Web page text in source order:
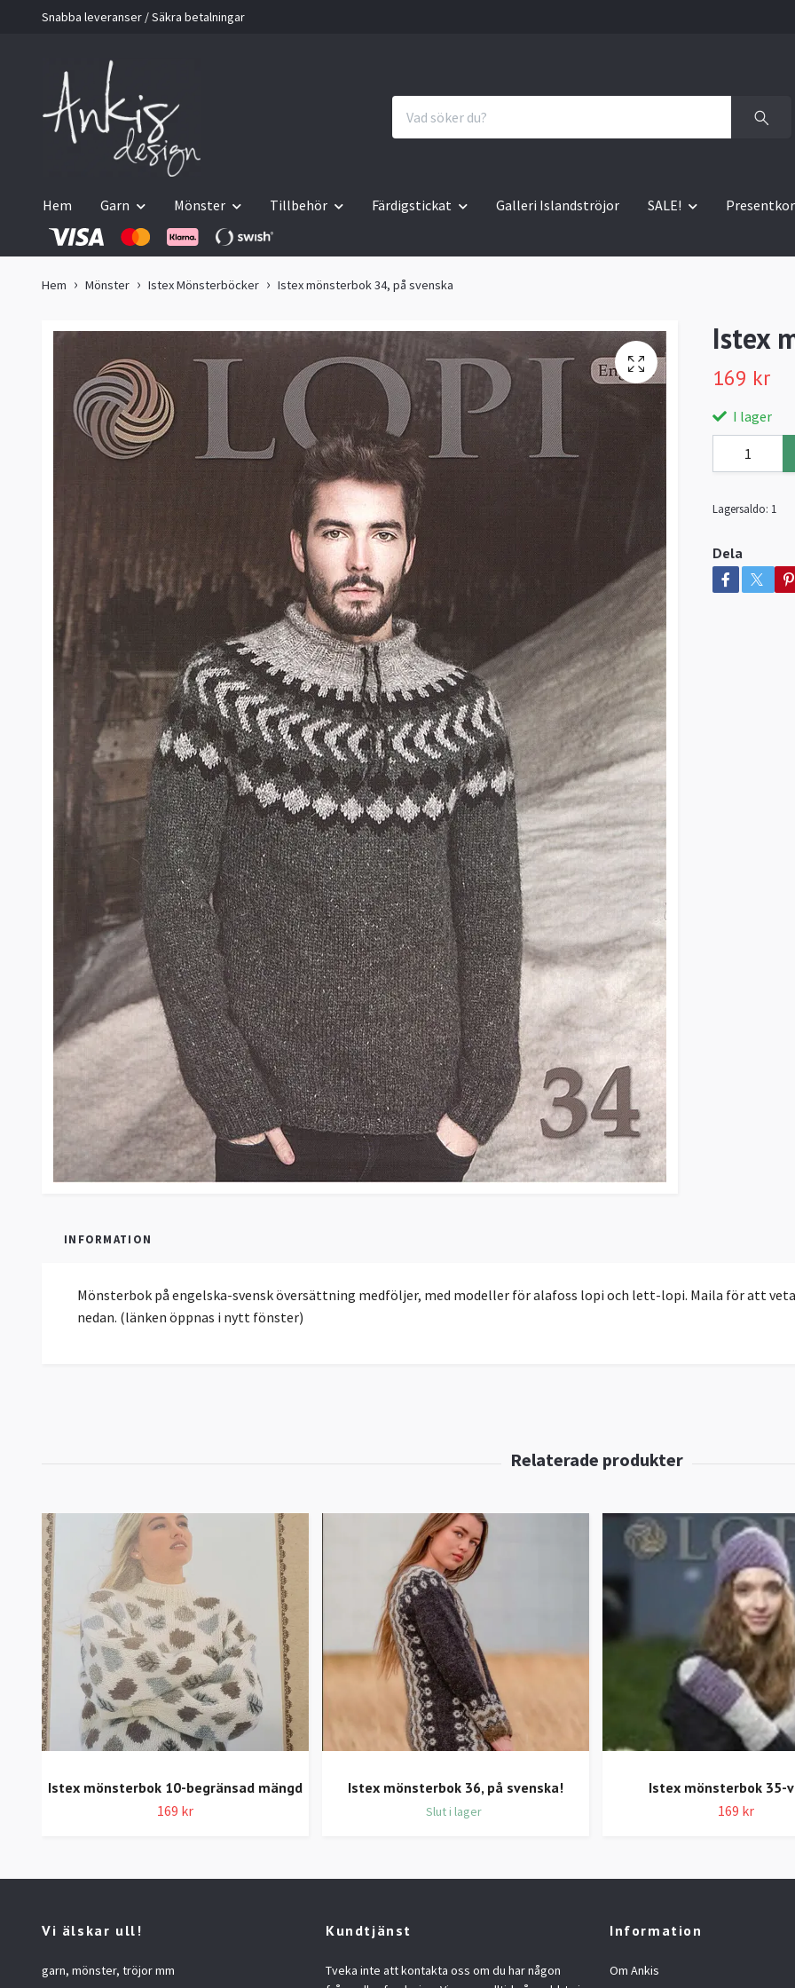
Snabba leveranser / Säkra betalningar
Hem Garn Mönster Tillbehör Färdigstickat Galleri Islandströjor SALE!
Hem Mönster Istex Mönsterböcker Istex mönsterbok 34, på svenska
Istex
169 kr
I lager
Lagersaldo: 1
Dela
INFORMATION
Mönsterbok på engelska-svensk översättning medföljer, med modeller för alafoss lopi och lett-lopi. Maila för att
nedan. (länken öppnas i nytt fönster)
Istex mönsterbok 10-begränsad mängd
169 kr
Istex mönsterbok 36, på svenska!
Slut i lager
Istex mönsterbok 35-
169 kr
Vi älskar ull!
garn, mönster, tröjor mm
Kundtjänst
Tveka inte att kontakta oss om du har någon
Information
Om Ankis